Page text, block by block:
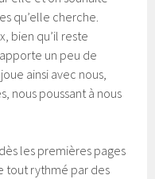
qu’elle cherche.
bien qu’il reste
un peu de
ainsi avec nous,
nous poussant à nous
les premières pages
tout rythmé par des